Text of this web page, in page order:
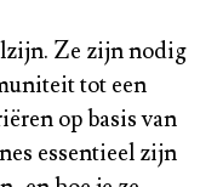
Ze zijn nodig
tot een
op basis van
essentieel zijn